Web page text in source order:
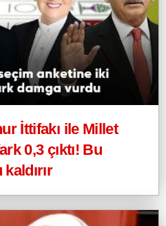
İttifakı ile Millet
0,3 çıktı! Bu